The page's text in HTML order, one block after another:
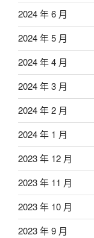
2024 年 6 月
2024 年 5 月
2024 年 4 月
2024 年 3 月
2024 年 2 月
2024 年 1 月
2023 年 12 月
2023 年 11 月
2023 年 10 月
2023 年 9 月